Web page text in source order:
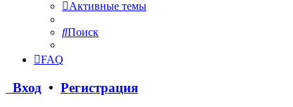
Активные темы
Поиск
FAQ
Вход • Регистрация